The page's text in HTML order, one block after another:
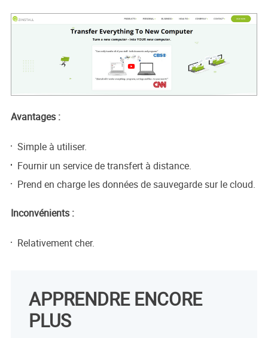
Avantages :
Simple à utiliser.
Fournir un service de transfert à distance.
Prend en charge les données de sauvegarde sur le cloud.
Inconvénients :
Relativement cher.
APPRENDRE ENCORE
PLUS